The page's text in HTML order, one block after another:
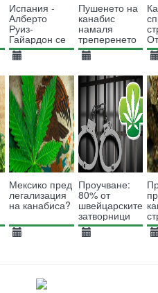
Испания -
Алберто
Руиз-
Гайардон се
обяви за
откриването
върху
употребата
на
медицинска
марихуана
5086
Пушенето на
канабис
намаля
треперенето
при пациенти
болни от
16018
Мексико пред
легализация
на канабиса?
Проучване:
80% от
швейцарските
затворници
консумират
канабис